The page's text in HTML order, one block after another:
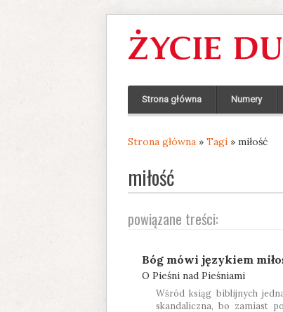
Strona główna Numery
Jesteś tutaj
Strona główna » Tagi » miłość
miłość
powiązane treści:
Bóg mówi językiem
O Pieśni nad Pieśniami
Wśród ksiąg biblijnych
skandaliczna, bo zamiast